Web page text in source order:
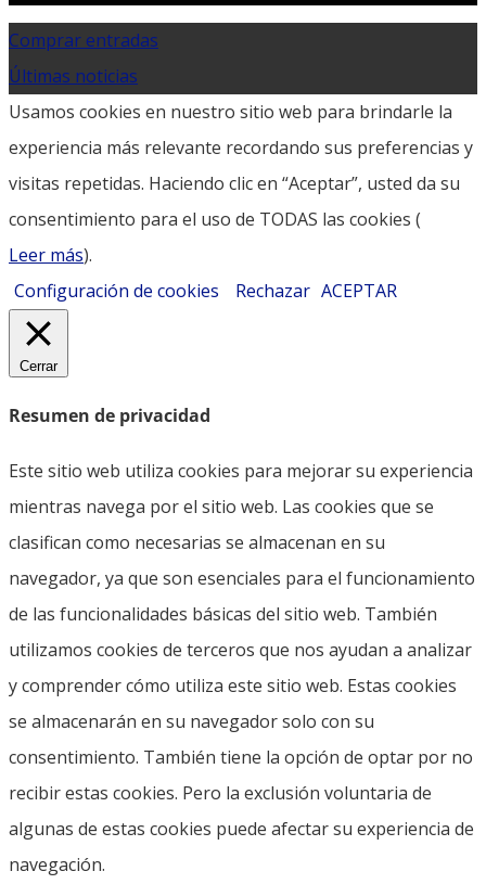
Comprar entradas
Últimas noticias
Usamos cookies en nuestro sitio web para brindarle la
experiencia más relevante recordando sus preferencias y
visitas repetidas. Haciendo clic en “Aceptar”, usted da su
consentimiento para el uso de TODAS las cookies (
Leer más).
Configuración de cookies
Rechazar ACEPTAR
Cerrar
Resumen de privacidad
Este sitio web utiliza cookies para mejorar su experiencia
mientras navega por el sitio web. Las cookies que se
clasifican como necesarias se almacenan en su
navegador, ya que son esenciales para el funcionamiento
de las funcionalidades básicas del sitio web. También
utilizamos cookies de terceros que nos ayudan a analizar
y comprender cómo utiliza este sitio web. Estas cookies
se almacenarán en su navegador solo con su
consentimiento. También tiene la opción de optar por no
recibir estas cookies. Pero la exclusión voluntaria de
algunas de estas cookies puede afectar su experiencia de
navegación.